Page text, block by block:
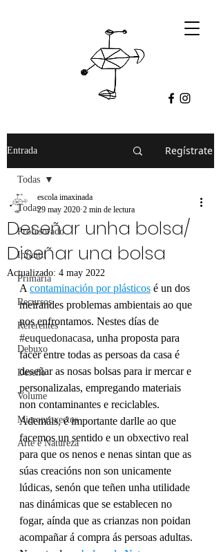
Entrada Regístrate
Todas
Profesorado
Infantil
Primaria
Recursos
Referentes
Debuxo
Deseño
Volume
Microproxectos
Arte e Natureza
Todas
Deseñar unha bolsa/
Diseñar una bolsa
escola imaxinada
29 may 2020 2 min de lectura
Actualizado: 4 may 2022
A contaminación por plásticos é un dos
meirandes problemas ambientais ao que
nos enfrontamos. Nestes días de
#euquedonacasa, unha proposta para
facer entre todas as persoas da casa é
deseñar as nosas bolsas para ir mercar e
personalizalas, empregando materiais
non contaminantes e reciclables.
Ademáis, é importante darlle ao que
facemos un sentido e un obxectivo real
para que os nenos e nenas sintan que as
súas creacións non son unicamente
lúdicas, senón que teñen unha utilidade
nas dinámicas que se establecen no
fogar, aínda que as crianzas non poidan
acompañar á compra ás persoas adultas.